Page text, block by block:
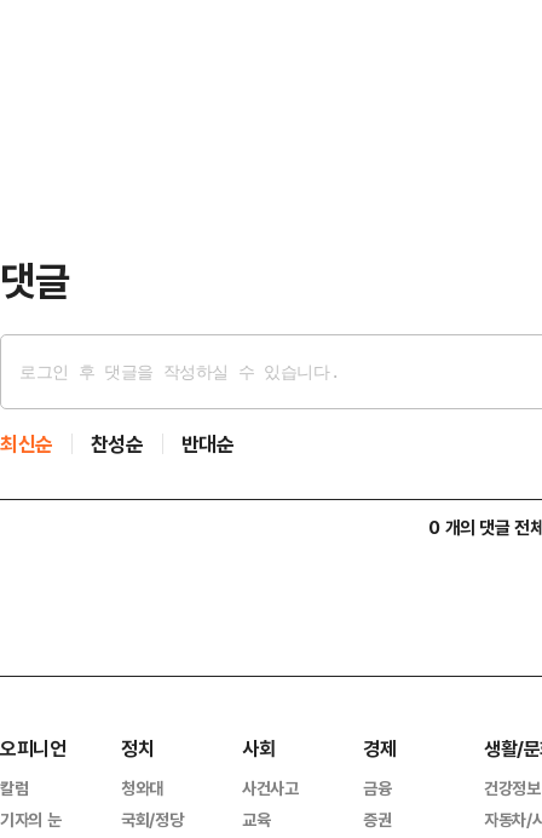
댓글
최신순 찬성순 반대순
0 개의 댓글 전
오피니언
칼럼
기자의 눈
정치
청와대
국회/정당
사회
사건사고
교육
경제
금융
증권
생활/
건강정보
자동차/